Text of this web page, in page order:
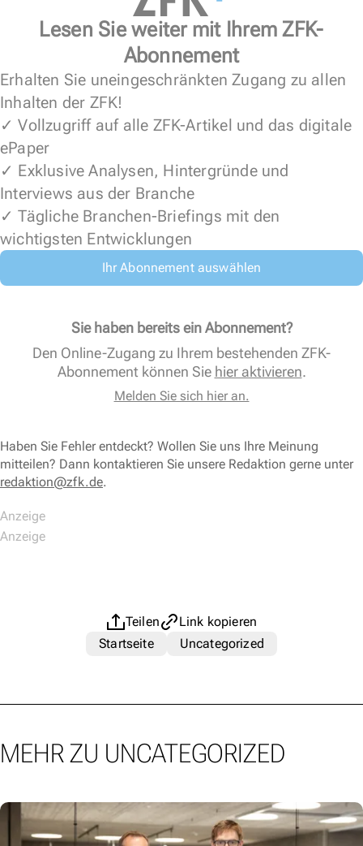
Lesen Sie weiter mit Ihrem ZFK-
Abonnement
Erhalten Sie uneingeschränkten Zugang zu allen
Inhalten der ZFK!
✓ Vollzugriff auf alle ZFK-Artikel und das digitale
ePaper
✓ Exklusive Analysen, Hintergründe und
Interviews aus der Branche
✓ Tägliche Branchen-Briefings mit den
wichtigsten Entwicklungen
Ihr Abonnement auswählen
Sie haben bereits ein Abonnement?
Den Online-Zugang zu Ihrem bestehenden ZFK-
Abonnement können Sie hier aktivieren.
Melden Sie sich hier an.
Haben Sie Fehler entdeckt? Wollen Sie uns Ihre Meinung
mitteilen? Dann kontaktieren Sie unsere Redaktion gerne unter
redaktion@zfk.de.
Teilen
Link kopieren
Startseite
Uncategorized
MEHR ZU UNCATEGORIZED